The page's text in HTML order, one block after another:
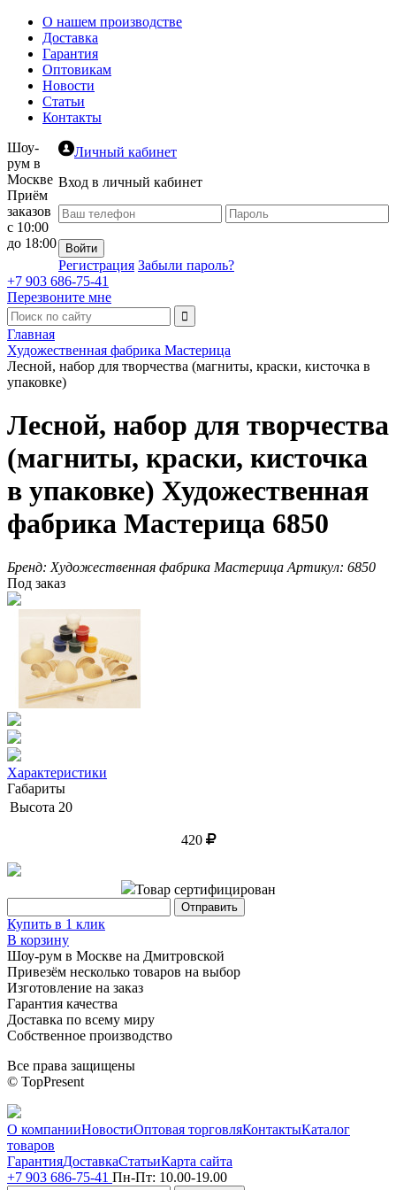
О нашем производстве
Доставка
Гарантия
Оптовикам
Новости
Статьи
Контакты
Личный кабинет
Вход в личный кабинет
Регистрация Забыли пароль?
Шоу-
рум в
Москве
Приём
заказов
с 10:00
до 18:00
+7 903 686-75-41
Перезвоните мне
Главная
Художественная фабрика Мастерица
Лесной, набор для творчества (магниты, краски, кисточка в
упаковке)
Лесной, набор для творчества
(магниты, краски, кисточка
в упаковке) Художественная
фабрика Мастерица 6850
Бренд: Художественная фабрика Мастерица Артикул: 6850
Под заказ
Характеристики
Габариты
Высота 20
420
Товар сертифицирован
Купить в 1 клик
В корзину
Шоу-рум в Москве на Дмитровской
Привезём несколько товаров на выбор
Изготовление на заказ
Гарантия качества
Доставка по всему миру
Собственное производство
Все права защищены
© TopPresent
О компанииНовостиОптовая торговляКонтактыКаталог
товаров
ГарантияДоставкаСтатьиКарта сайта
+7 903 686-75-41 Пн-Пт: 10.00-19.00